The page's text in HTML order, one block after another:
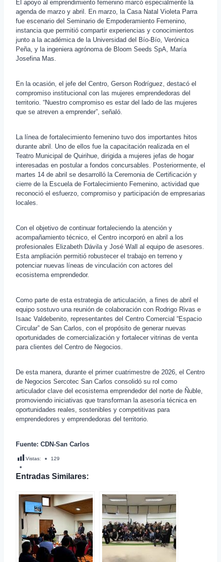
El apoyo al emprendimiento femenino marcó especialmente la
agenda de marzo y abril. En marzo, la Casa Natal Violeta Parra
fue escenario del Seminario de Empoderamiento Femenino,
instancia que permitió compartir experiencias y conocimientos
junto a la académica de la Universidad del Bío-Bío, Verónica
Peña, y la ingeniera agrónoma de Bloom Seeds SpA, María
Josefina Mas.
En la ocasión, el jefe del Centro, Gerson Rodríguez, destacó el
compromiso institucional con las mujeres emprendedoras del
territorio. “Nuestro compromiso es estar del lado de las mujeres
que se atreven a emprender”, señaló.
La línea de fortalecimiento femenino tuvo dos importantes hitos
durante abril. Uno de ellos fue la capacitación realizada en el
Teatro Municipal de Quirihue, dirigida a mujeres jefas de hogar
interesadas en postular a fondos concursables. Posteriormente, el
martes 14 de abril se desarrolló la Ceremonia de Certificación y
cierre de la Escuela de Fortalecimiento Femenino, actividad que
reconoció el esfuerzo, compromiso y participación de empresarias
locales.
Con el objetivo de continuar fortaleciendo la atención y
acompañamiento técnico, el Centro incorporó en abril a los
profesionales Elizabeth Dávila y José Wall al equipo de asesores.
Esta ampliación permitió robustecer el trabajo en terreno y
potenciar nuevas líneas de vinculación con actores del
ecosistema emprendedor.
Como parte de esta estrategia de articulación, a fines de abril el
equipo sostuvo una reunión de colaboración con Rodrigo Rivas e
Isaac Valdebenito, representantes del Centro Comercial “Espacio
Circular” de San Carlos, con el propósito de generar nuevas
oportunidades de comercialización y fortalecer vitrinas de venta
para clientes del Centro de Negocios.
De esta manera, durante el primer cuatrimestre de 2026, el Centro
de Negocios Sercotec San Carlos consolidó su rol como
articulador clave del ecosistema emprendedor del norte de Ñuble,
promoviendo iniciativas que transforman la asesoría técnica en
oportunidades reales, sostenibles y competitivas para
emprendedores y emprendedoras del territorio.
Fuente: CDN-San Carlos
Vistas: 129
Entradas Similares: